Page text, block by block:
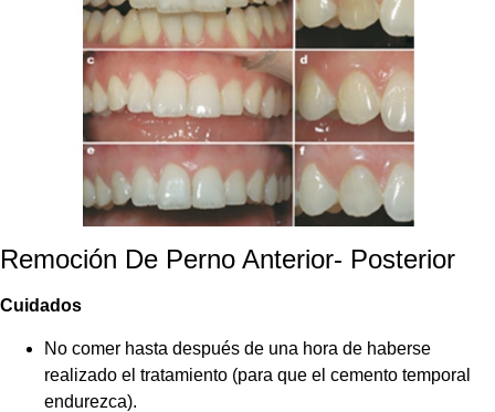
Remoción De Perno Anterior- Posterior
Cuidados
No comer hasta después de una hora de haberse
realizado el tratamiento (para que el cemento temporal
endurezca).